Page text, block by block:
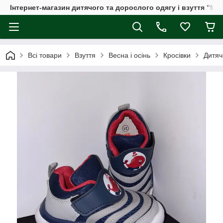
Інтернет-магазин дитячого та дорослого одягу і взуття
Всі товари Взуття Весна і осінь Кросівки